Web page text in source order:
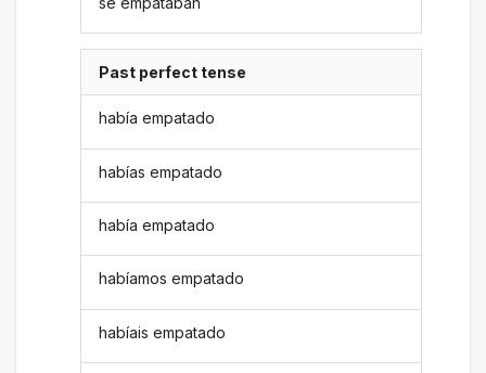
Past perfect tense
había empatado
habías empatado
había empatado
habíamos empatado
habíais empatado